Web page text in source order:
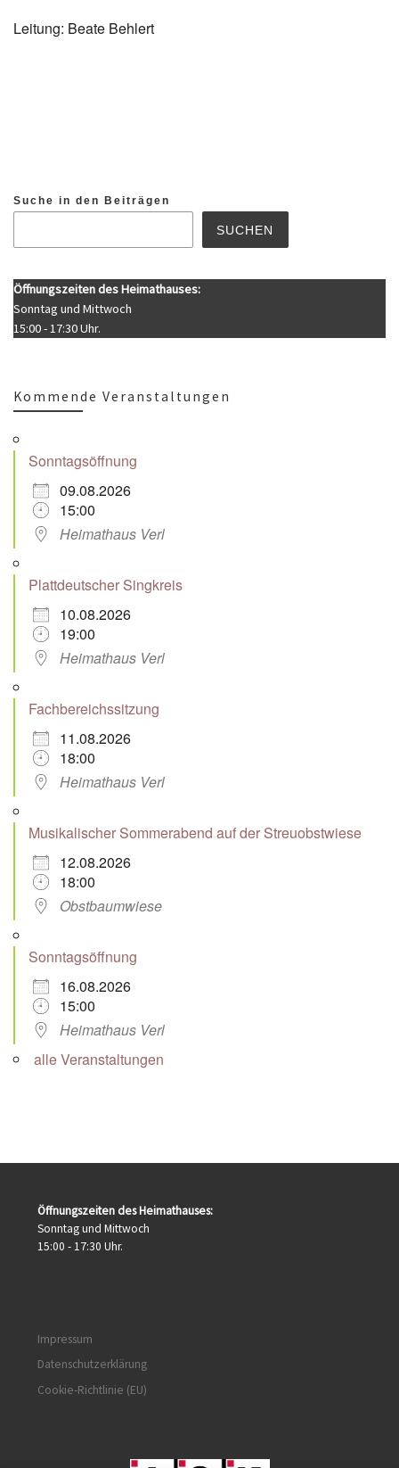
Leitung: Beate Behlert
Suche in den Beiträgen
SUCHEN
Öffnungszeiten des Heimathauses:
Sonntag und Mittwoch
15:00 - 17:30 Uhr.
Kommende Veranstaltungen
Sonntagsöffnung
09.08.2026
15:00
Heimathaus Verl
Plattdeutscher Singkreis
10.08.2026
19:00
Heimathaus Verl
Fachbereichssitzung
11.08.2026
18:00
Heimathaus Verl
Musikalischer Sommerabend auf der Streuobstwiese
12.08.2026
18:00
Obstbaumwiese
Sonntagsöffnung
16.08.2026
15:00
Heimathaus Verl
alle Veranstaltungen
Öffnungszeiten des Heimathauses:
Sonntag und Mittwoch
15:00 - 17:30 Uhr.
Impressum
Datenschutzerklärung
Cookie-Richtlinie (EU)